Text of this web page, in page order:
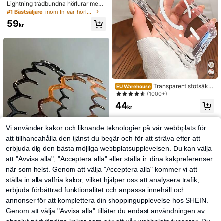
Lightning trådbundna hörlurar med
mikrofon och volymkontroll, kompa
tibla med , HiFi-stereo, brusreducer
ade, kompatibla med 14/13/12/11/X
Dessa Lightning trådbundna hörlura
ett idealiskt val för pendling med 14
Plus/13/12/11 Pro Max.
#1 Bästsäljare inom In-ear-hörlurar
59kr
2 st enkla stora vågformade hårban
d för kvinnor, makeup-hårband, pla
st, för vardagsbruk
#1 Bästsäljare
inom ABS Pannband
(1000+)
38
EU Warehouse Transparent stötsäker
t mobilskal med magnetisk adsorpti
17 Pro Max/17 Pro/17 Air/17/16 Pro
14 Pro/14 Plus/14/13 Pro Max/13/1
3 Pro/13 Mini/12 Pro Max/12/12 Pr
o/12 Mini/11/11 Pro/11 Pro Max/Xs/
X/Xr/Xs Max/7 Plus/8 Plus/7g/8g, st
ötsäkra hörn, kompatibelt med, vår
present, födelsedag, professionell, s
kolstart
(1000+)
44kr
Vi använder kakor och liknande teknologier på vår webbplats för
att tillhandahålla den tjänst du begär och för att sträva efter att
erbjuda dig den bästa möjliga webbplatsupplevelsen. Du kan välja
att "Avvisa alla", "Acceptera alla" eller ställa in dina kakpreferenser
när som helst. Genom att välja "Acceptera alla" kommer vi att
ställa in alla valfria kakor, vilket hjälper oss att analysera trafik,
erbjuda förbättrad funktionalitet och anpassa innehåll och
annonser för att komplettera din shoppingupplevelse hos SHEIN.
Genom att välja "Avvisa alla" tillåter du endast användningen av